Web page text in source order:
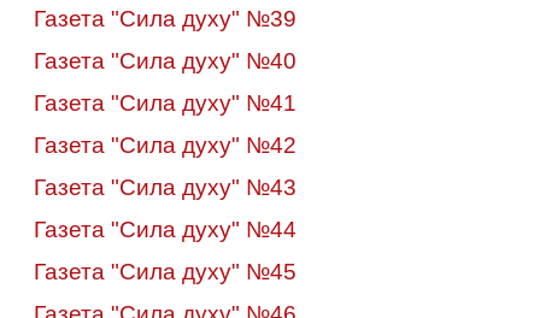
Газета "Сила духу" №39
Газета "Сила духу" №40
Газета "Сила духу" №41
Газета "Сила духу" №42
Газета "Сила духу" №43
Газета "Сила духу" №44
Газета "Сила духу" №45